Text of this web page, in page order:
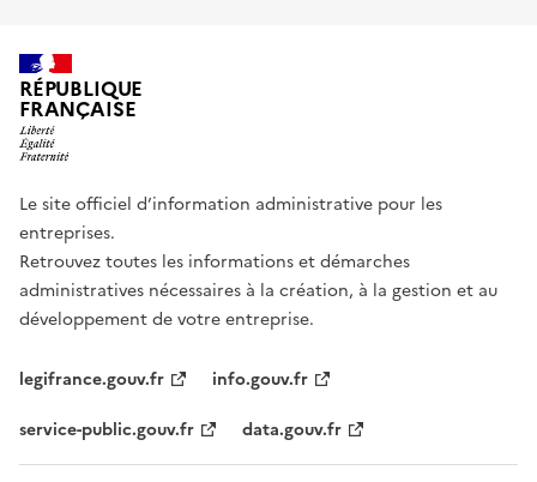
RÉPUBLIQUE
FRANÇAISE
Le site officiel d’information administrative pour les
entreprises.
Retrouvez toutes les informations et démarches
administratives nécessaires à la création, à la gestion et au
développement de votre entreprise.
legifrance.gouv.fr
info.gouv.fr
service-public.gouv.fr
data.gouv.fr